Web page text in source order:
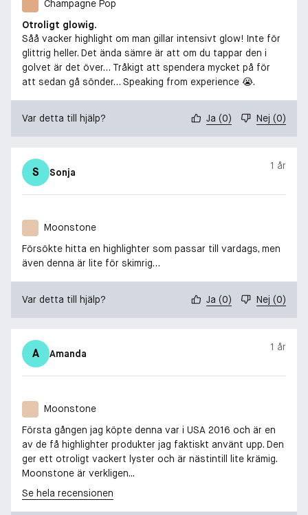
Champagne Pop
Otroligt glowig.
Såå vacker highlight om man gillar intensivt glow! Inte för
glittrig heller. Det ända sämre är att om du tappar den i
golvet är det över… Tråkigt att spendera mycket på för
att sedan gå sönder… Speaking from experience 😭.
Var detta till hjälp? Ja (0) Nej (0)
S Sonja
1 år
Moonstone
Försökte hitta en highlighter som passar till vardags, men
även denna är lite för skimrig…
Var detta till hjälp? Ja (0) Nej (0)
A Amanda
1 år
Moonstone
Första gången jag köpte denna var i USA 2016 och är en
av de få highlighter produkter jag faktiskt använt upp. Den
ger ett otroligt vackert lyster och är nästintill lite krämig.
Moonstone är verkligen...
Se hela recensionen